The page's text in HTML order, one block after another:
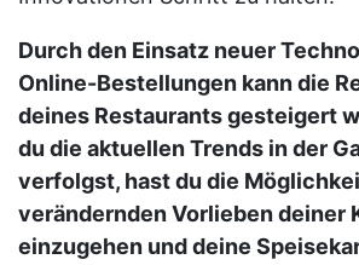
Durch den Einsatz neuer
Online-Bestellungen kann die
deines Restaurants gesteigert
du die aktuellen Trends in der
verfolgst, hast du die
verändernden Vorlieben deiner
einzugehen und deine